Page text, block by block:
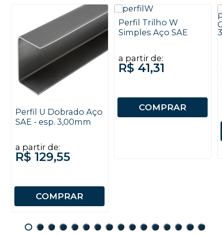
Perfil U Dobrado Aço
SAE - esp. 3,00mm
a partir de:
R$ 129,55
COMPRAR
Perfil Trilho W
Simples Aço SAE
a partir de:
R$ 41,31
COMPRAR